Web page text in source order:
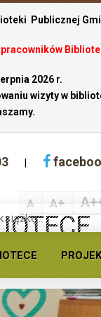
Publicznej
2026 r.
wizyty w
A A+